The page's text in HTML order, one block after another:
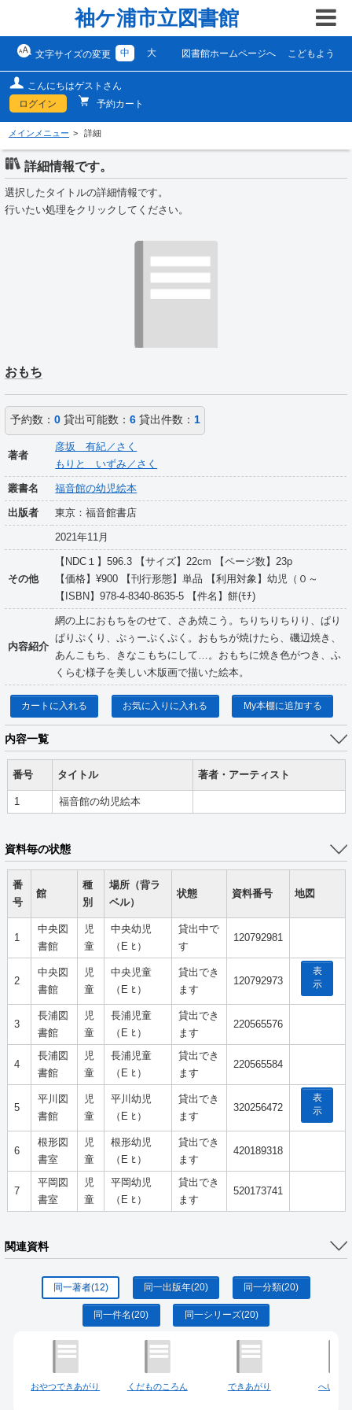
袖ケ浦市立図書館
文字サイズの変更 中 大 図書館ホームページへ こどもよう
こんにちはゲストさん
ログイン
予約カート
メインメニュー 詳細
詳細情報です。
選択したタイトルの詳細情報です。
行いたい処理をクリックしてください。
おもち
予約数： 0貸出可能数： 6貸出件数： 1
著者
彦坂 有紀／さく
もりと いずみ／さく
叢書名 福音館の幼児絵本
出版者 東京：福音館書店
2021年11月
その他
【NDC１】596.3 【サイズ】22cm 【ページ数】23p
【価格】¥900 【刊行形態】単品 【利用対象】幼児（０～
【ISBN】978-4-8340-8635-5 【件名】餅(ﾓﾁ)
内容紹介
網の上におもちをのせて、さあ焼こう。ちりちりちりり、ぱり
ぱりぷくり、ぷぅーぷくぷく。おもちが焼けたら、磯辺焼き、
あんこもち、きなこもちにして…。おもちに焼き色がつき、ふ
くらむ様子を美しい木版画で描いた絵本。
カートに入れる お気に入りに入れる My本棚に追加する
内容一覧
番号 タイトル 著者・アーティスト
1 福音館の幼児絵本
資料毎の状態
番
号
館
種
別
場所（背ラ
ベル）
状態 資料番号 地図
1
中央図
書館
児
童
中央幼児
（E ﾋ）
貸出中で
す
120792981
2
中央図
書館
児
童
中央児童
（E ﾋ）
貸出でき
ます
120792973
表
示
3
長浦図
書館
児
童
長浦児童
（E ﾋ）
貸出でき
ます
220565576
4
長浦図
書館
児
童
長浦児童
（E ﾋ）
貸出でき
ます
220565584
5
平川図
書館
児
童
平川幼児
（E ﾋ）
貸出でき
ます
320256472
表
示
6
根形図
書室
児
童
根形幼児
（E ﾋ）
貸出でき
ます
420189318
7
平岡図
書室
児
童
平岡幼児
（E ﾋ）
貸出でき
ます
520173741
関連資料
同一著者(12) 同一出版年(20) 同一分類(20)
同一件名(20) 同一シリーズ(20)
おやつできあがり くだものころん できあがり へいお